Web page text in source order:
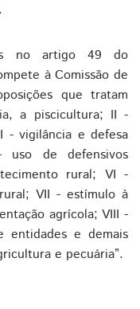
no artigo 49 do
à Comissão de
que tratam
a piscicultura; II -
- vigilância e defesa
de defensivos
rural; VI -
VII - estímulo à
agrícola; VIII -
entidades e demais
e pecuária”.